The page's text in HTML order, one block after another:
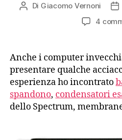
Autore
Di Giacomo Vernoni
4
Anche i computer
presentare qualche
esperienza ho incontrato
spandono, condensatori
dello Spectrum,